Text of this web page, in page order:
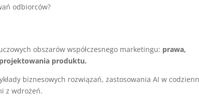
odbiorców?
obszarów współczesnego marketingu: prawa,
produktu.
biznesowych rozwiązań, zastosowania AI w
z wdrożeń.